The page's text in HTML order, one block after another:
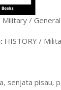
Military / General
HISTORY /
senjata pisau,